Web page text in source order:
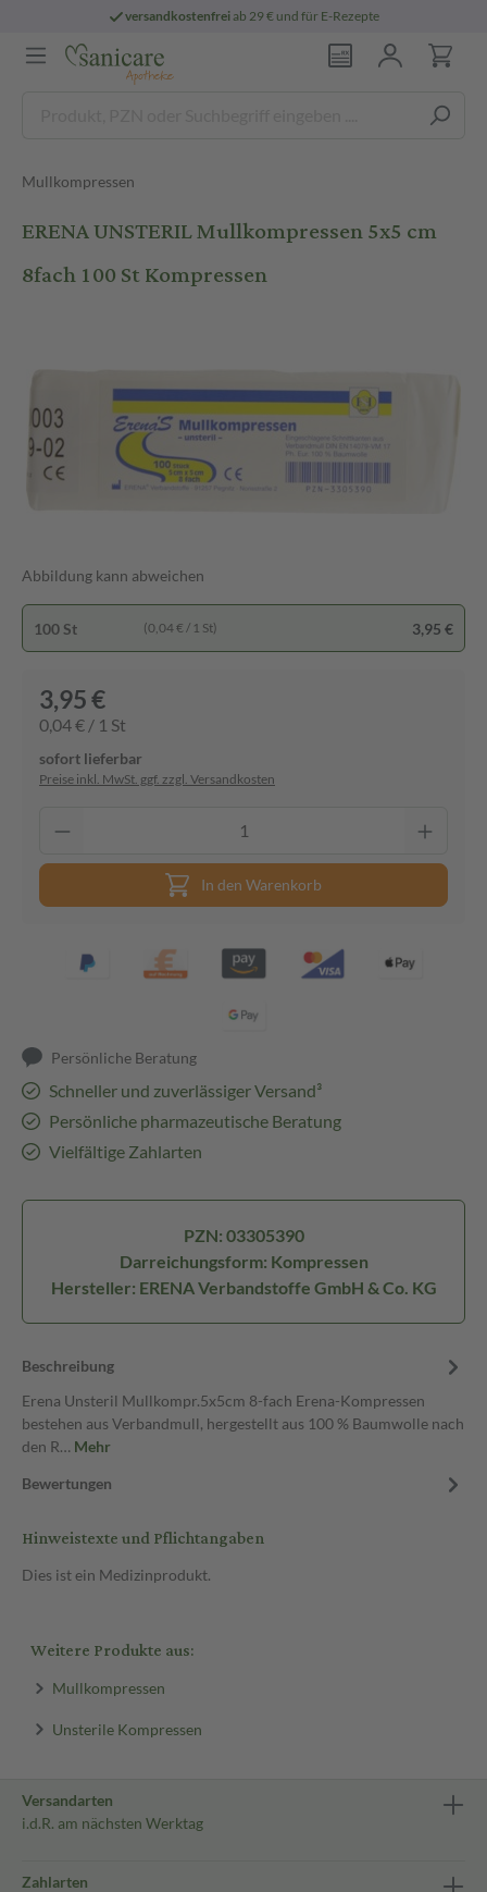
versandkostenfreiab 29 € und für E-Rezepte
Mullkompressen
ERENA UNSTERIL Mullkompressen 5x5 cm
8fach 100 St Kompressen
Abbildung kann abweichen
100 St (0,04 € / 1 St) 3,95 €
3,95 €
0,04 € / 1 St
sofort lieferbar
Preise inkl. MwSt. ggf. zzgl. Versandkosten
In den Warenkorb
Persönliche Beratung
Schneller und zuverlässiger Versand³
Persönliche pharmazeutische Beratung
Vielfältige Zahlarten
PZN: 03305390
Darreichungsform: Kompressen
Hersteller: ERENA Verbandstoffe GmbH & Co. KG
Beschreibung
Erena Unsteril Mullkompr.5x5cm 8-fach Erena-Kompressen
bestehen aus Verbandmull, hergestellt aus 100 % Baumwolle nach
den R… Mehr
Bewertungen
Hinweistexte und Pflichtangaben
Dies ist ein Medizinprodukt.
Weitere Produkte aus:
Mullkompressen
Unsterile Kompressen
Versandarten
i.d.R. am nächsten Werktag
Zahlarten